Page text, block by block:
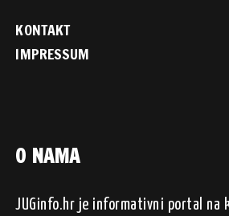
KONTAKT
IMPRESSUM
O NAMA
JUGinfo.hr je informativni portal na